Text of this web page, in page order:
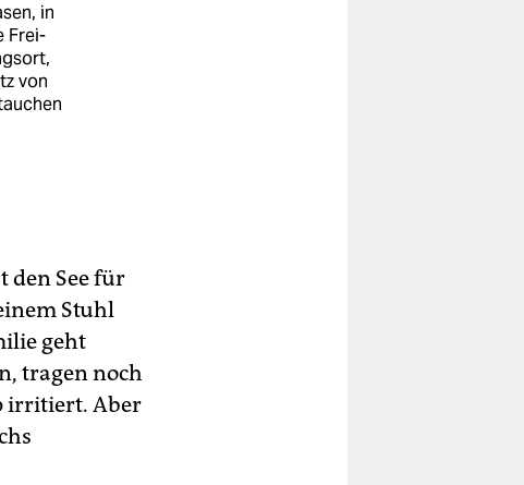
in
Frei-
von
den See für
Stuhl
geht
tragen noch
irritiert. Aber